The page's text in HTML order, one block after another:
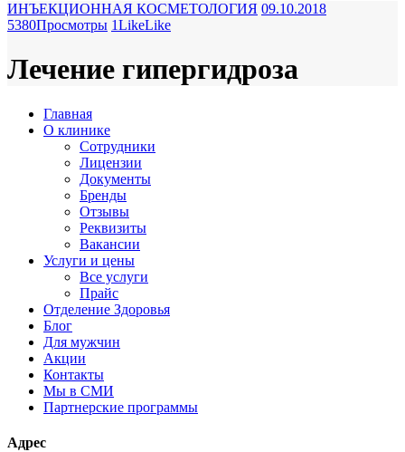
ИНЪЕКЦИОННАЯ КОСМЕТОЛОГИЯ 09.10.2018
5380Просмотры 1LikeLike
Лечение гипергидроза
Главная
О клинике
Сотрудники
Лицензии
Документы
Бренды
Отзывы
Реквизиты
Вакансии
Услуги и цены
Все услуги
Прайс
Отделение Здоровья
Блог
Для мужчин
Акции
Контакты
Мы в СМИ
Партнерские программы
Адрес